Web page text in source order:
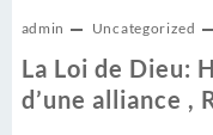
admin Uncategorized
La Loi de Dieu:
d’une alliance ,